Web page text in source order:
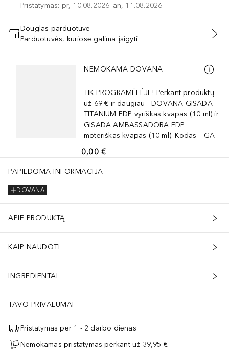
Pristatymas: pr, 10.08.2026–an, 11.08.2026
PRIDĖTI Į KREPŠELĮ
Douglas parduotuvė
Parduotuvės, kuriose galima įsigyti
Praleisti slankiklį
NEMOKAMA DOVANA
TIK PROGRAMĖLĖJE! Perkant produktų
už 69 € ir daugiau - DOVANA GISADA
TITANIUM EDP vyriškas kvapas (10 ml) ir
GISADA AMBASSADORA EDP
moteriškas kvapas (10 ml). Kodas – GA
0,00 €
PAPILDOMA INFORMACIJA
DOVANA
APIE PRODUKTĄ
KAIP NAUDOTI
INGREDIENTAI
TAVO PRIVALUMAI
Pristatymas per 1 - 2 darbo dienas
Nemokamas pristatymas perkant už 39,95 €